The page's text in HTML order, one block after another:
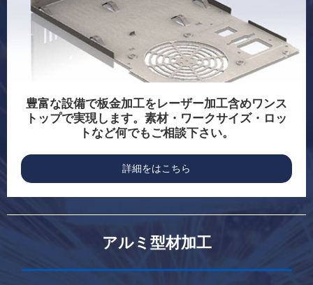
豊富な設備で板金加工をレーザー加工含めワンス
トップで実現します。素材・ワークサイズ・ロッ
トなど何でもご相談下さい。
詳細をはこちら
アルミ型材加工